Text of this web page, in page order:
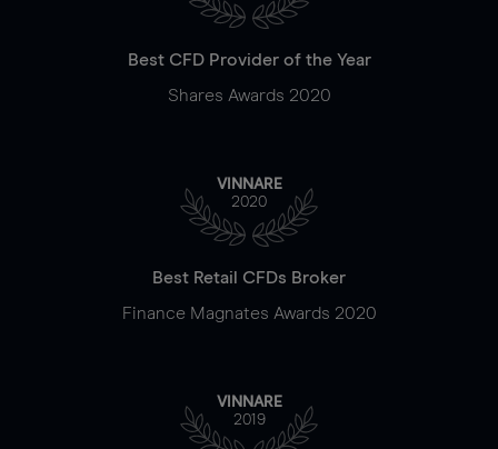
Best CFD Provider of the Year
Shares Awards 2020
VINNARE
2020
Best Retail CFDs Broker
Finance Magnates Awards 2020
VINNARE
2019